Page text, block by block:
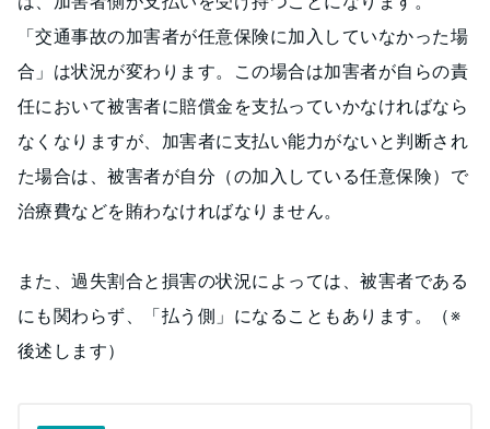
「交通事故の加害者が任意保険に加入していなかった場
合」は状況が変わります。この場合は加害者が自らの責
任において被害者に賠償金を支払っていかなければなら
なくなりますが、加害者に支払い能力がないと判断され
た場合は、被害者が自分（の加入している任意保険）で
治療費などを賄わなければなりません。
また、過失割合と損害の状況によっては、被害者である
にも関わらず、「払う側」になることもあります。（※
後述します）